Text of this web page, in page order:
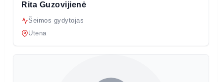
Rita Guzovijienė
Šeimos gydytojas
Utena